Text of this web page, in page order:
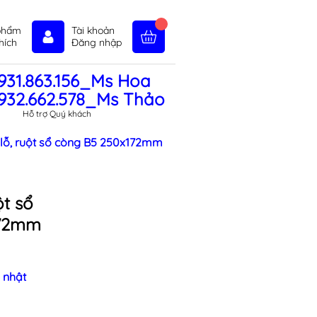
Tài khoản
Đăng nhập
tức Liên hệ Chính sách
Hoa
Thảo
Hỗ trợ Quý khách
ruột sổ còng B5 250x172mm
sổ